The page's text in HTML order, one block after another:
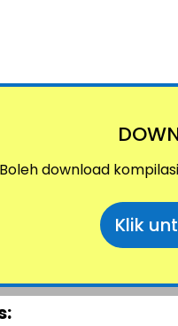
Boleh download
Klik